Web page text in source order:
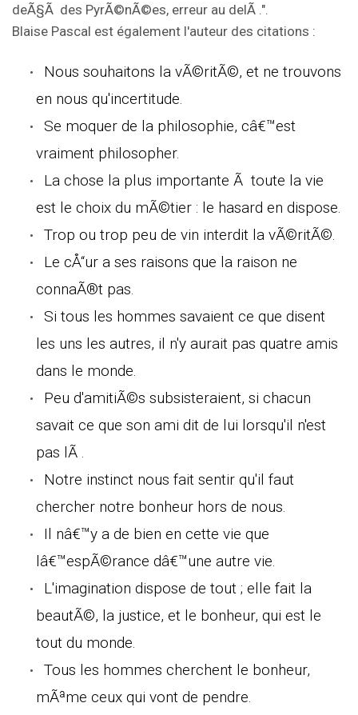
deÃ§Ã des PyrÃ©nÃ©es, erreur au delÃ .".
Blaise Pascal est également l'auteur des citations :
Nous souhaitons la vÃ©ritÃ©, et ne trouvons
en nous qu'incertitude.
Se moquer de la philosophie, câ€™est
vraiment philosopher.
La chose la plus importante Ã toute la vie
est le choix du mÃ©tier : le hasard en dispose.
Trop ou trop peu de vin interdit la vÃ©ritÃ©.
Le cÅ“ur a ses raisons que la raison ne
connaÃ®t pas.
Si tous les hommes savaient ce que disent
les uns les autres, il n'y aurait pas quatre amis
dans le monde.
Peu d'amitiÃ©s subsisteraient, si chacun
savait ce que son ami dit de lui lorsqu'il n'est
pas lÃ .
Notre instinct nous fait sentir qu'il faut
chercher notre bonheur hors de nous.
Il nâ€™y a de bien en cette vie que
lâ€™espÃ©rance dâ€™une autre vie.
L'imagination dispose de tout ; elle fait la
beautÃ©, la justice, et le bonheur, qui est le
tout du monde.
Tous les hommes cherchent le bonheur,
mÃªme ceux qui vont de pendre.